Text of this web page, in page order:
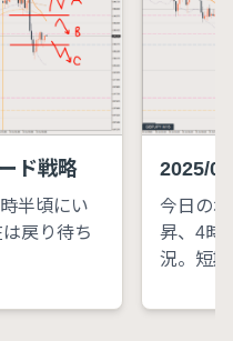
ド戦略
半頃にい
戻り待ち
2025/
今日の
昇、4時
況。短期